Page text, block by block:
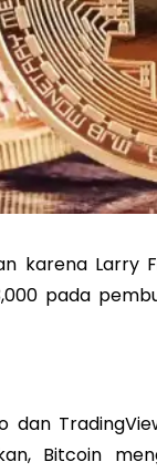
karena Larry
pada
Bitcoin